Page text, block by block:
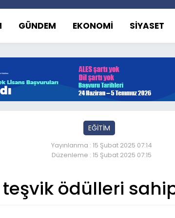
GÜNDEM EKONOMİ SİYASET
EĞİTİM
Yayınlanma : 15 Şubat 2025 07:14
Düzenleme : 15 Şubat 2025 07:15
ödülleri